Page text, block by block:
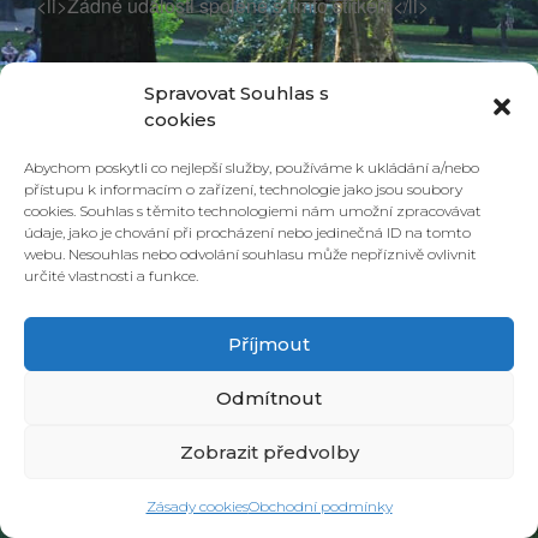
Spravovat Souhlas s
cookies
Abychom poskytli co nejlepší služby, používáme k ukládání a/nebo
přístupu k informacím o zařízení, technologie jako jsou soubory
cookies. Souhlas s těmito technologiemi nám umožní zpracovávat
údaje, jako je chování při procházení nebo jedinečná ID na tomto
webu. Nesouhlas nebo odvolání souhlasu může nepříznivě ovlivnit
určité vlastnosti a funkce.
Příjmout
Odmítnout
Zobrazit předvolby
Zásady cookiesObchodní podmínky
© 2026 PONAVA CAFÉ & RESTAURANT |